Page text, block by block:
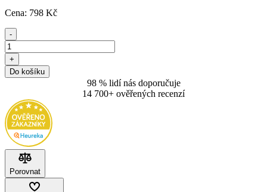
Cena: 798 Kč
-
+
Do košíku
98 % lidí nás doporučuje
14 700+ ověřených recenzí
Porovnat